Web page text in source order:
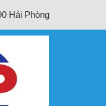
Hải Phòng